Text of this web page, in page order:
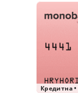
Кредитна•